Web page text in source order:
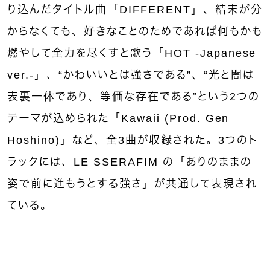
り込んだタイトル曲「DIFFERENT」、結末が分
からなくても、好きなことのためであれば何もかも
燃やして全力を尽くすと歌う「HOT -Japanese
ver.-」、“かわいいとは強さである”、“光と闇は
表裏一体であり、等価な存在である”という2つの
テーマが込められた「Kawaii (Prod. Gen
Hoshino)」など、全3曲が収録された。3つのト
ラックには、LE SSERAFIM の「ありのままの
姿で前に進もうとする強さ」が共通して表現され
ている。